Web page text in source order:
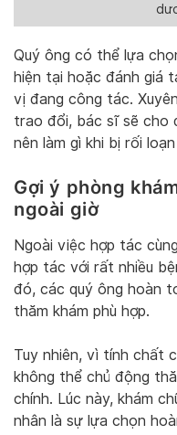
Quý ông có thể lựa
hiện tại hoặc đánh giá
vị đang công tác.
trao đổi, bác sĩ sẽ cho
nên làm gì khi bị rối
Gợi ý phòng
ngoài giờ
Ngoài việc hợp tác
hợp tác với rất nhiều
đó, các quý ông hoàn
thăm khám phù hợp.
Tuy nhiên, vì tính chất
không thể chủ động
chính. Lúc này, khám
nhân là sự lựa chọn